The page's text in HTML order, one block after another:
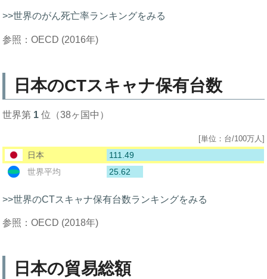
>>世界のがん死亡率ランキングをみる
参照：OECD (2016年)
日本のCTスキャナ保有台数
世界第 1 位（38ヶ国中）
[単位：台/100万人]
日本
111.49
世界平均
25.62
>>世界のCTスキャナ保有台数ランキングをみる
参照：OECD (2018年)
日本の貿易総額